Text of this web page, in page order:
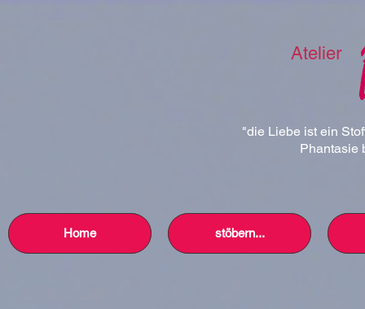
Atelier
"die Liebe ist ein
Phantasie
Home stöbern...